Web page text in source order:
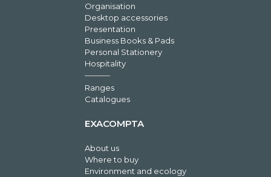
Organisation
Desktop accessories
Presentation
Business Books & Pads
Personal Stationery
Hospitality
Ranges
Catalogues
EXACOMPTA
About us
Where to buy
Environment and ecology